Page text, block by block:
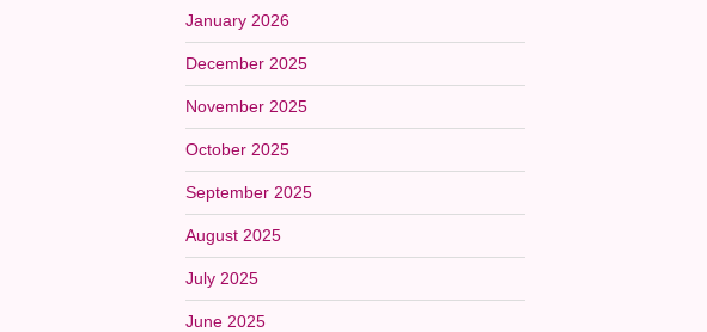
January 2026
December 2025
November 2025
October 2025
September 2025
August 2025
July 2025
June 2025